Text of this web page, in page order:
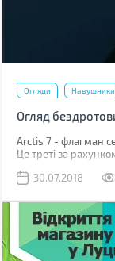
Огляди Навушники
Огляд
Arctis 7 - флагман
Це треті за
5.
30.07.2018